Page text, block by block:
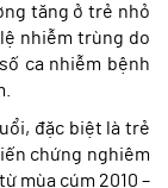
tăng ở trẻ nhỏ
nhiễm trùng do
ca nhiễm bệnh
đặc biệt là trẻ
chứng nghiêm
mùa cúm 2010 –